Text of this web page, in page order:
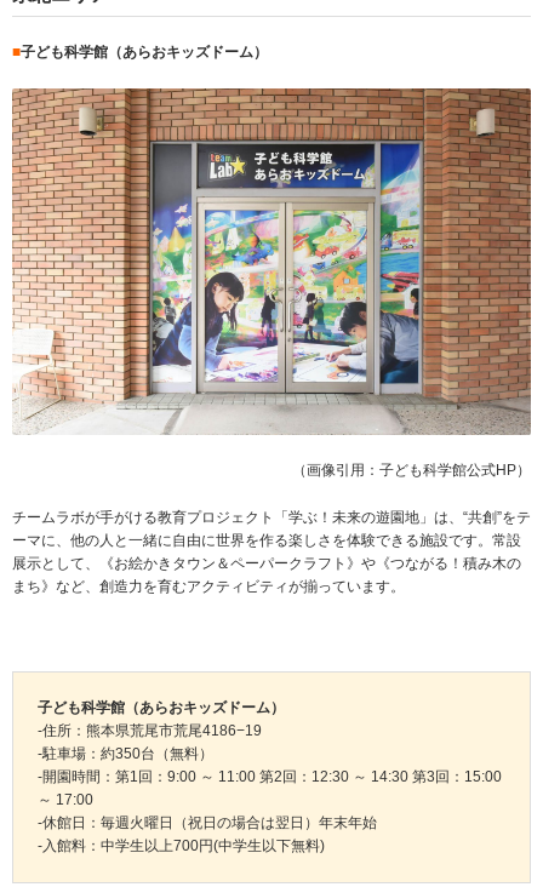
■子ども科学館（あらおキッズドーム）
（画像引用：子ども科学館公式HP）
チームラボが手がける教育プロジェクト「学ぶ！未来の遊園地」は、“共創”をテ
ーマに、他の人と一緒に自由に世界を作る楽しさを体験できる施設です。常設
展示として、《お絵かきタウン＆ペーパークラフト》や《つながる！積み木の
まち》など、創造力を育むアクティビティが揃っています。
子ども科学館（あらおキッズドーム）
-住所：熊本県荒尾市荒尾4186−19
-駐車場：約350台（無料）
-開園時間：第1回：9:00 ～ 11:00 第2回：12:30 ～ 14:30 第3回：15:00
～ 17:00
-休館日：毎週火曜日（祝日の場合は翌日）年末年始
-入館料：中学生以上700円(中学生以下無料)